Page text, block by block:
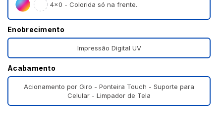
4×0 - Colorida só na frente.
Enobrecimento
Impressão Digital UV
Acabamento
Acionamento por Giro - Ponteira Touch - Suporte para
Celular - Limpador de Tela